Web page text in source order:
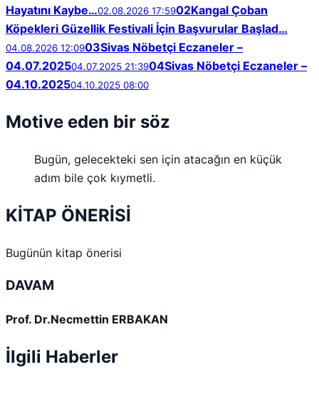
Hayatını Kaybe…02.08.2026 17:5902Kangal Çoban
Köpekleri Güzellik Festivali İçin Başvurular Başlad…
04.08.2026 12:0903Sivas Nöbetçi Eczaneler –
04.07.202504.07.2025 21:3904Sivas Nöbetçi Eczaneler –
04.10.202504.10.2025 08:00
Motive eden bir söz
Bugün, gelecekteki sen için atacağın en küçük
adım bile çok kıymetli.
KİTAP ÖNERİSİ
Bugünün kitap önerisi
DAVAM
Prof. Dr.Necmettin ERBAKAN
İlgili Haberler